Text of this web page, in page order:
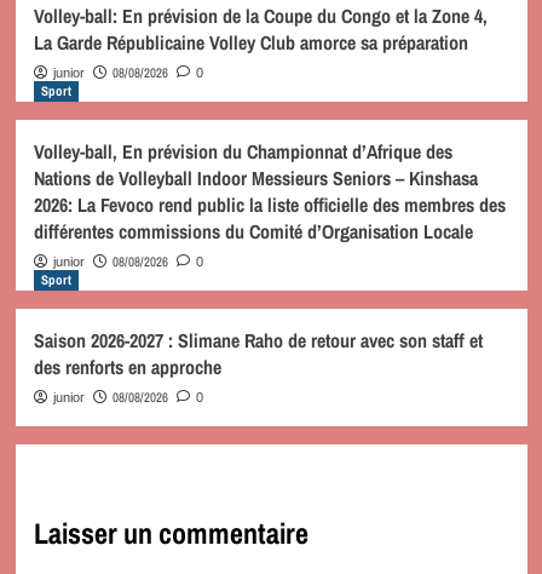
Volley-ball: En prévision de la Coupe du Congo et la Zone 4,
La Garde Républicaine Volley Club amorce sa préparation
junior 08/08/2026 0
Sport
Volley-ball, En prévision du Championnat d’Afrique des
Nations de Volleyball Indoor Messieurs Seniors – Kinshasa
2026: La Fevoco rend public la liste officielle des membres des
différentes commissions du Comité d’Organisation Locale
junior 08/08/2026 0
Sport
Saison 2026-2027 : Slimane Raho de retour avec son staff et
des renforts en approche
junior 08/08/2026 0
Laisser un commentaire